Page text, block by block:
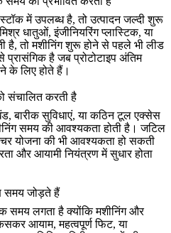
में उपलब्ध है, तो उत्पादन जल्दी शुरू
धातुओं, इंजीनियरिंग प्लास्टिक, या
है, तो मशीनिंग शुरू होने से पहले भी लीड
है जब प्रोटोटाइप अंतिम
के लिए होते हैं।
संचालित करती है
बारीक सुविधाएं, या कठिन टूल एक्सेस
समय की आवश्यकता होती है। जटिल
योजना की भी आवश्यकता हो सकती
और आयामी नियंत्रण में सुधार होता
समय जोड़ते हैं
समय लगता है क्योंकि मशीनिंग और
आयाम, महत्वपूर्ण फिट, या